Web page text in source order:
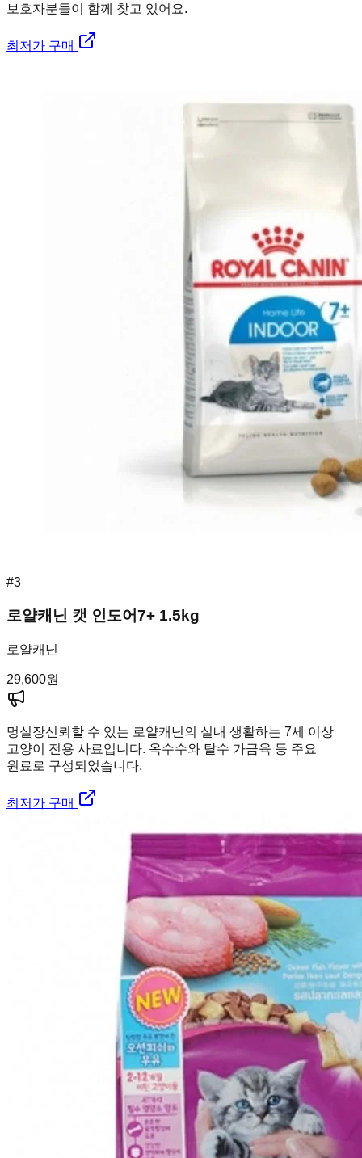
보호자분들이 함께 찾고 있어요.
최저가 구매
#3
로얄캐닌 캣 인도어7+ 1.5kg
로얄캐닌
29,600원
멍실장신뢰할 수 있는 로얄캐닌의 실내 생활하는 7세 이상
고양이 전용 사료입니다. 옥수수와 탈수 가금육 등 주요
원료로 구성되었습니다.
최저가 구매